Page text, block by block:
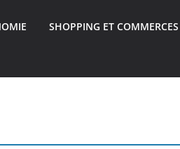
SHOPPING ET COMMERCES